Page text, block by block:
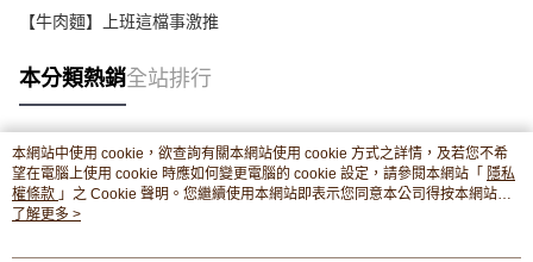
【牛肉麵】上班這檔事激推
本分類熱銷全站排行
熱門標籤
本網站中使用 cookie，欲查詢有關本網站使用 cookie 方式之詳情，及若您不希
望在電腦上使用 cookie 時應如何變更電腦的 cookie 設定，請參閱本網站「 隱私
權條款 」之 Cookie 聲明。您繼續使用本網站即表示您同意本公司得按本網站使
用條款之 Cookie 聲明使用 cookie。
了解更多 >